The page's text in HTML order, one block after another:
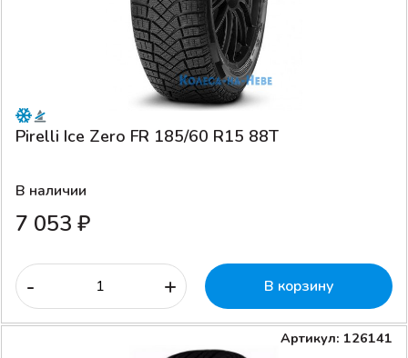
Pirelli Ice Zero FR 185/60 R15 88T
В наличии
7 053 ₽
- + В корзину
Артикул: 126141